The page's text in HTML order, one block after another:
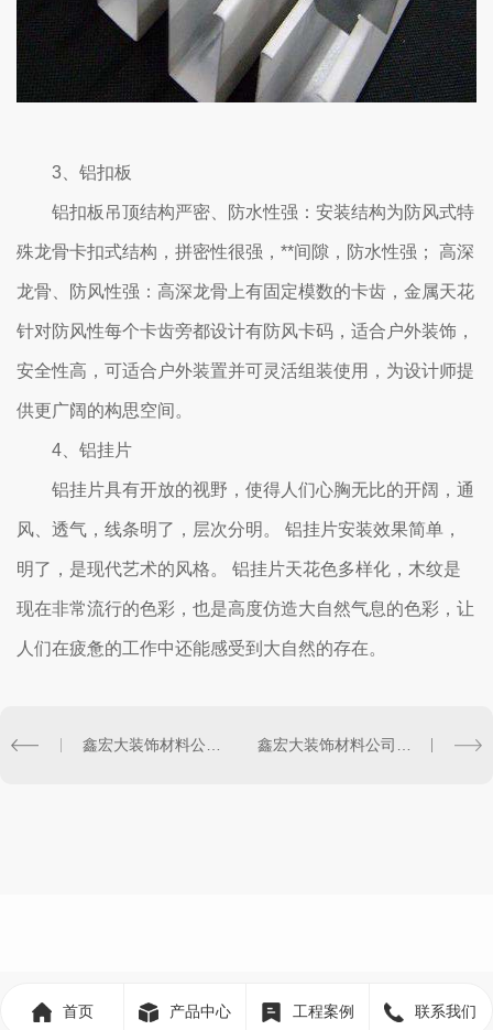
3、铝扣板
铝扣板吊顶结构严密、防水性强：安装结构为防风式特
殊龙骨卡扣式结构，拼密性很强，**间隙，防水性强； 高深
龙骨、防风性强：高深龙骨上有固定模数的卡齿，金属天花
针对防风性每个卡齿旁都设计有防风卡码，适合户外装饰，
安全性高，可适合户外装置并可灵活组装使用，为设计师提
供更广阔的构思空间。
4、铝挂片
铝挂片具有开放的视野，使得人们心胸无比的开阔，通
风、透气，线条明了，层次分明。 铝挂片安装效果简单，
明了，是现代艺术的风格。 铝挂片天花色多样化，木纹是
现在非常流行的色彩，也是高度仿造大自然气息的色彩，让
人们在疲惫的工作中还能感受到大自然的存在。
首页 产品中心 工程案例 联系我们